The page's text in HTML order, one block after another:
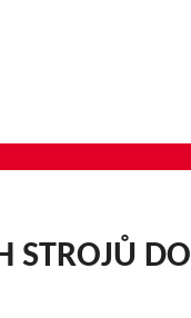
STROJŮ DO